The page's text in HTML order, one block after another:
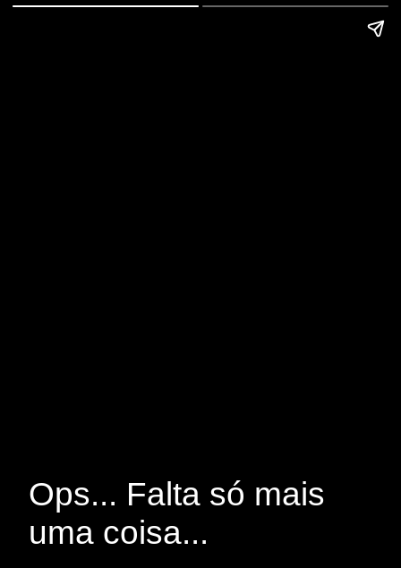
Ops... Falta só mais
uma coisa...